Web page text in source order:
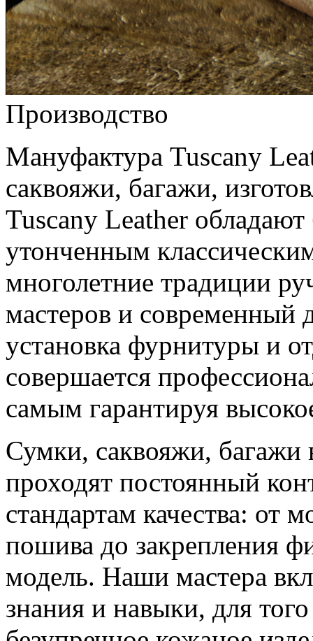
Производство
Мануфактура Tuscany
саквояжи, багажи,
Tuscany Leather
утонченным
многолетние традиции
мастеров и
установка фурнитуры и
совершается
самым гарантируя
Сумки, саквояжи, багажи
проходят постоянный
стандартам качества: от
пошива до закрепления
модель. Наши мастера
знания и навыки, для